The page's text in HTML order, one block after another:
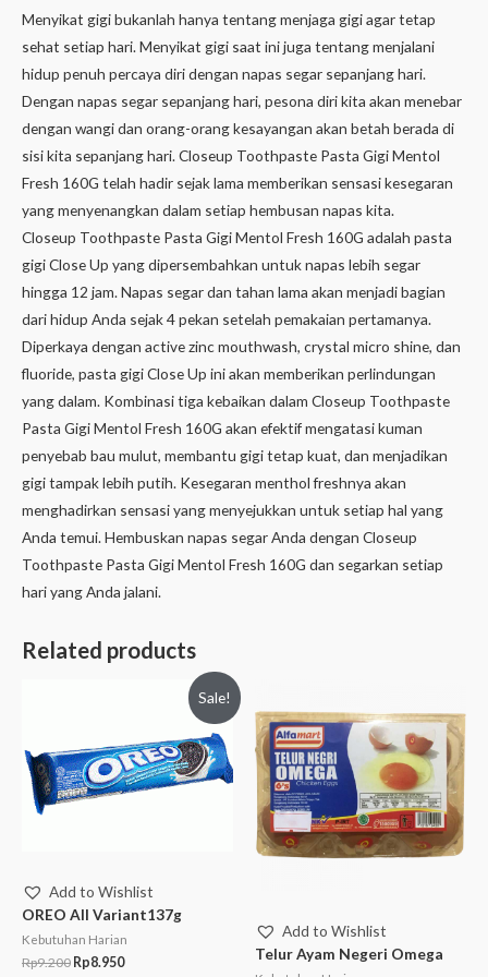
Menyikat gigi bukanlah hanya tentang menjaga gigi agar tetap
sehat setiap hari. Menyikat gigi saat ini juga tentang menjalani
hidup penuh percaya diri dengan napas segar sepanjang hari.
Dengan napas segar sepanjang hari, pesona diri kita akan menebar
dengan wangi dan orang-orang kesayangan akan betah berada di
sisi kita sepanjang hari. Closeup Toothpaste Pasta Gigi Mentol
Fresh 160G telah hadir sejak lama memberikan sensasi kesegaran
yang menyenangkan dalam setiap hembusan napas kita.
Closeup Toothpaste Pasta Gigi Mentol Fresh 160G adalah pasta
gigi Close Up yang dipersembahkan untuk napas lebih segar
hingga 12 jam. Napas segar dan tahan lama akan menjadi bagian
dari hidup Anda sejak 4 pekan setelah pemakaian pertamanya.
Diperkaya dengan active zinc mouthwash, crystal micro shine, dan
fluoride, pasta gigi Close Up ini akan memberikan perlindungan
yang dalam. Kombinasi tiga kebaikan dalam Closeup Toothpaste
Pasta Gigi Mentol Fresh 160G akan efektif mengatasi kuman
penyebab bau mulut, membantu gigi tetap kuat, dan menjadikan
gigi tampak lebih putih. Kesegaran menthol freshnya akan
menghadirkan sensasi yang menyejukkan untuk setiap hal yang
Anda temui. Hembuskan napas segar Anda dengan Closeup
Toothpaste Pasta Gigi Mentol Fresh 160G dan segarkan setiap
hari yang Anda jalani.
Related products
Sale!
Add to Wishlist
OREO All Variant137g
Kebutuhan Harian
Rp9.200 Rp8.950
Add to Wishlist
Telur Ayam Negeri Omega